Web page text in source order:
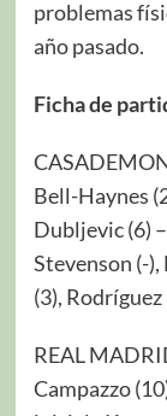
problemas
año pasado.
Ficha de
Bell-Haynes
Dubljevic (6)
Stevenson (-),
(3), Rodríguez
REAL
Campazzo